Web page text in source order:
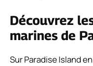
Découvrez
marines de
Sur Paradise Island